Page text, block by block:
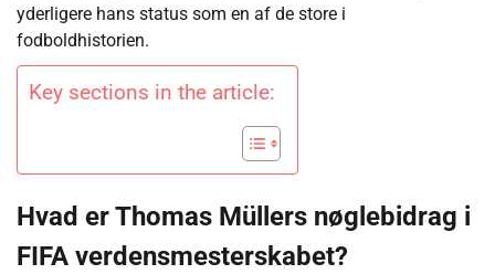
yderligere hans status som en af de store i
fodboldhistorien.
Key sections in the article:
Hvad er Thomas Müllers nøglebidrag i
FIFA verdensmesterskabet?